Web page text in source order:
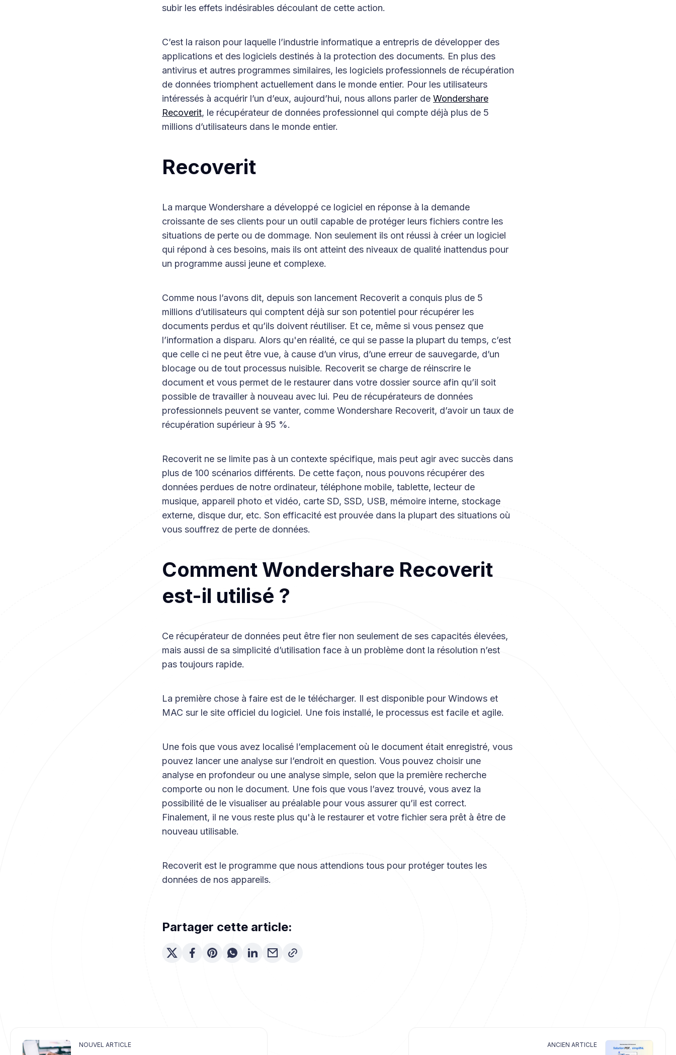
subir les effets indésirables découlant de cette action.
C’est la raison pour laquelle l’industrie informatique a entrepris de développer des
applications et des logiciels destinés à la protection des documents. En plus des
antivirus et autres programmes similaires, les logiciels professionnels de récupération
de données triomphent actuellement dans le monde entier. Pour les utilisateurs
intéressés à acquérir l’un d’eux, aujourd’hui, nous allons parler de Wondershare
Recoverit, le récupérateur de données professionnel qui compte déjà plus de 5
millions d’utilisateurs dans le monde entier.
Recoverit
La marque Wondershare a développé ce logiciel en réponse à la demande
croissante de ses clients pour un outil capable de protéger leurs fichiers contre les
situations de perte ou de dommage. Non seulement ils ont réussi à créer un logiciel
qui répond à ces besoins, mais ils ont atteint des niveaux de qualité inattendus pour
un programme aussi jeune et complexe.
Comme nous l’avons dit, depuis son lancement Recoverit a conquis plus de 5
millions d’utilisateurs qui comptent déjà sur son potentiel pour récupérer les
documents perdus et qu’ils doivent réutiliser. Et ce, même si vous pensez que
l’information a disparu. Alors qu'en réalité, ce qui se passe la plupart du temps, c’est
que celle ci ne peut être vue, à cause d’un virus, d’une erreur de sauvegarde, d’un
blocage ou de tout processus nuisible. Recoverit se charge de réinscrire le
document et vous permet de le restaurer dans votre dossier source afin qu’il soit
possible de travailler à nouveau avec lui. Peu de récupérateurs de données
professionnels peuvent se vanter, comme Wondershare Recoverit, d’avoir un taux de
récupération supérieur à 95 %.
Recoverit ne se limite pas à un contexte spécifique, mais peut agir avec succès dans
plus de 100 scénarios différents. De cette façon, nous pouvons récupérer des
données perdues de notre ordinateur, téléphone mobile, tablette, lecteur de
musique, appareil photo et vidéo, carte SD, SSD, USB, mémoire interne, stockage
externe, disque dur, etc. Son efficacité est prouvée dans la plupart des situations où
vous souffrez de perte de données.
Comment Wondershare Recoverit
est-il utilisé ?
Ce récupérateur de données peut être fier non seulement de ses capacités élevées,
mais aussi de sa simplicité d’utilisation face à un problème dont la résolution n’est
pas toujours rapide.
La première chose à faire est de le télécharger. Il est disponible pour Windows et
MAC sur le site officiel du logiciel. Une fois installé, le processus est facile et agile.
Une fois que vous avez localisé l’emplacement où le document était enregistré, vous
pouvez lancer une analyse sur l’endroit en question. Vous pouvez choisir une
analyse en profondeur ou une analyse simple, selon que la première recherche
comporte ou non le document. Une fois que vous l’avez trouvé, vous avez la
possibilité de le visualiser au préalable pour vous assurer qu’il est correct.
Finalement, il ne vous reste plus qu'à le restaurer et votre fichier sera prêt à être de
nouveau utilisable.
Recoverit est le programme que nous attendions tous pour protéger toutes les
données de nos appareils.
Partager cette article:
NOUVEL ARTICLE ANCIEN ARTICLE